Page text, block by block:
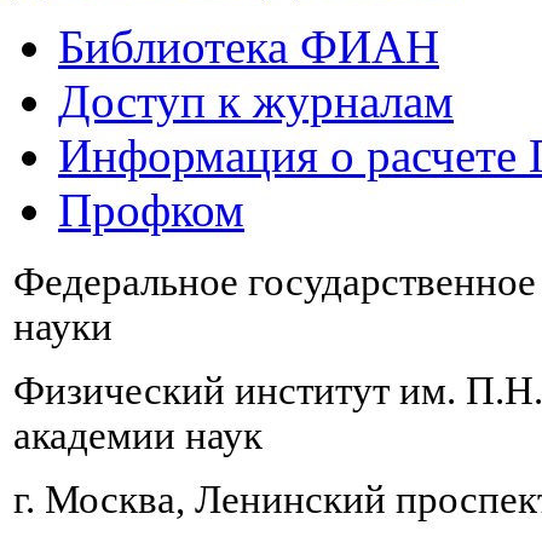
Библиотека ФИАН
Доступ к журналам
Информация о
Профком
Федеральное
науки
Физический институт им.
академии наук
г. Москва, Ленинский